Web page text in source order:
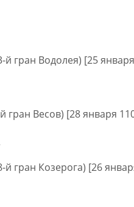
й гран Водолея) [25
гран Весов) [28 января
й гран Козерога) [26